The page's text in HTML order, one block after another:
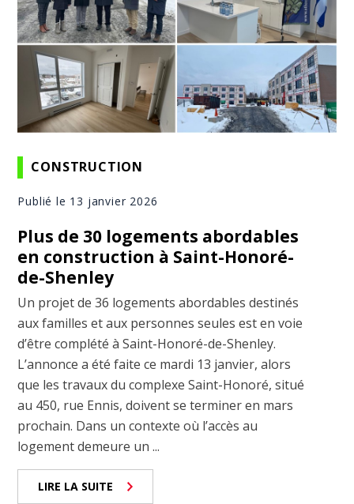
CONSTRUCTION
Publié le 13 janvier 2026
Plus de 30 logements abordables
en construction à Saint-Honoré-
de-Shenley
Un projet de 36 logements abordables destinés
aux familles et aux personnes seules est en voie
d’être complété à Saint-Honoré-de-Shenley.
L’annonce a été faite ce mardi 13 janvier, alors
que les travaux du complexe Saint-Honoré, situé
au 450, rue Ennis, doivent se terminer en mars
prochain. Dans un contexte où l’accès au
logement demeure un ...
LIRE LA SUITE